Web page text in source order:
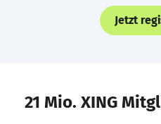
Jetzt
21 Mio. XING